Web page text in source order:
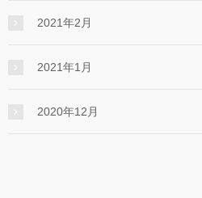
2021年2月
2021年1月
2020年12月